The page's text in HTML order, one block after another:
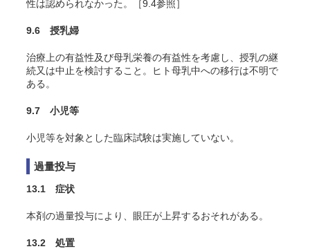
性は認められなかった。［9.4参照］
9.6 授乳婦
治療上の有益性及び母乳栄養の有益性を考慮し、授乳の継
続又は中止を検討すること。ヒト母乳中への移行は不明で
ある。
9.7 小児等
小児等を対象とした臨床試験は実施していない。
過量投与
13.1 症状
本剤の過量投与により、眼圧が上昇するおそれがある。
13.2 処置